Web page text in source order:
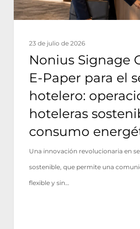
el
sector
operaciones
hoteleras
sostenibles
consumo
energético
23 de julio de 2026
Nonius Signage
E-Paper para el
hotelero:
hoteleras
consumo
Una innovación revolucionaria en
sostenible, que permite una
flexible y sin…